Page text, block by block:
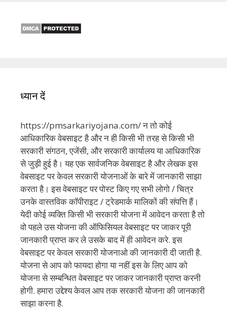
ध्यान दें
https://pmsarkariyojana.com/ न तो कोई
आधिकारिक वेबसाइट है और न ही किसी भी तरह से किसी भी
सरकारी संगठन, एजेंसी, और सरकारी कार्यालय या आधिकारिक
से जुड़ी हुई है। यह एक सार्वजनिक वेबसाइट है और लेखक इस
वेबसाइट पर केवल सरकारी योजनाओं के बारे में जानकारी साझा
करता है। इस वेबसाइट पर पोस्ट किए गए सभी लोगो / चित्र
उनके वास्तविक कॉपीराइट / ट्रेडमार्क मालिकों की संपत्ति हैं।
येदी कोई व्यक्ति किसी भी सरकारी योजना में आवेदन करता है तो
वो पहले उस योजना की ऑफिसियल वेबसाइट पर जाकर पूरी
जानकारी प्राप्त कर ले उसके बाद में ही आवेदन करे. इस
वेबसाइट पर केवल सरकारी योजनाओ की जानकारी दी जाती है.
योजना से आप को फायदा होगा या नहीं इस के लिए आप को
योजना से सम्बन्धित वेबसाइट पर जाकर जानकारी प्राप्त करनी
होगी. हमारा उद्देश्य केवल आप तक सरकारी योजना की जानकारी
साझा करना है.